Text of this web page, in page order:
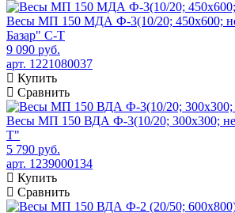
Весы МП 150 МДА Ф-3(10/20; 450х600;
Базар" С-Т
9 090 руб.
арт. 1221080037
Купить
Сравнить
Весы МП 150 ВДА Ф-3(10/20; 300х300;
Т"
5 790 руб.
арт. 1239000134
Купить
Сравнить